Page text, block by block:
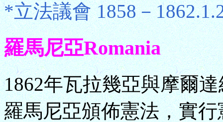
*立法議會 1858－
羅馬尼亞Romania
1862年瓦拉幾亞與摩爾
羅馬尼亞頒佈憲法，實